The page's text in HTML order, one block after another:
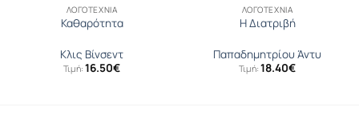
ΛΟΓΟΤΕΧΝΊΑ
Καθαρότητα
Κλις Βίνσεντ
Τιμή: 16.50€
ΛΟΓΟΤΕΧΝΊΑ
Η Διατριβή
Παπαδημητρίου Άντυ
Τιμή: 18.40€